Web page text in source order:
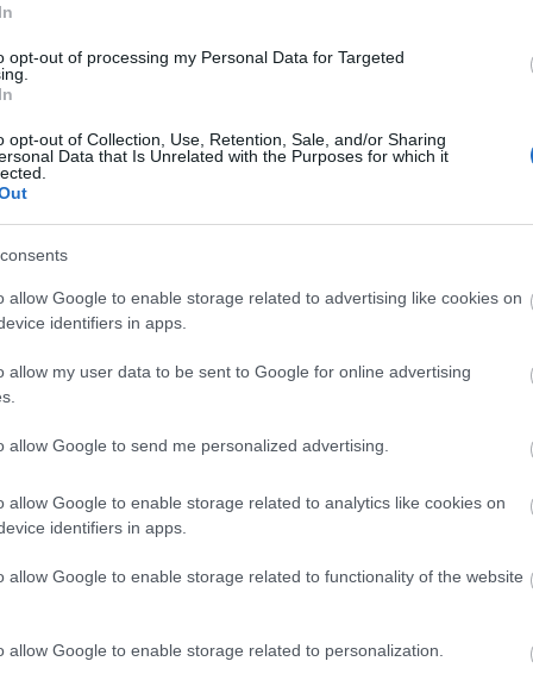
opt-out of processing my Personal Data for Targeted
opt-out of Collection, Use, Retention, Sale, and/or Sharing
Data that Is Unrelated with the Purposes for which it
allow Google to enable storage related to advertising like cookies on
identifiers in apps.
allow my user data to be sent to Google for online advertising
allow Google to send me personalized advertising.
allow Google to enable storage related to analytics like cookies on
identifiers in apps.
allow Google to enable storage related to functionality of the website
allow Google to enable storage related to personalization.
ki sega tisočletja nazaj. Nekoč je veljal za dragocen
Njegov pomen v različnih kulturah je jasen; bil je ena
vlogo. Uporabljali so ga v medicini, saj je pomagal
bil bistvenega pomena za kuhanje in zdravje.
V srednjeveški Evropi je postal znak bogastva. Danes
je bil v starodavni medicini modra izbira.
cimeta
neverjetne koristi za zdravje. Ključna sestavina,
Ti elementi pomagajo izboljšati zdravje na več
in pomembne. Nekatere ključne prednosti
celice pred poškodbami.
ublažijo kronično vnetje.
pomagajo v boju proti bakterijam in glivicam.
lahko izboljša tako okus kot zdravje. Odličen je v
izboljšanje počutja.